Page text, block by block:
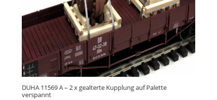
DUHA 11569 A – 2 x gealterte Kupplung auf Palette
verspannt